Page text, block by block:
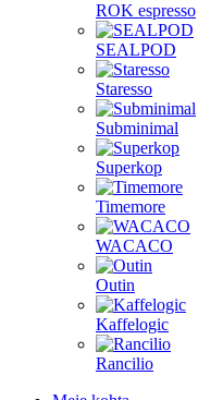
ROK espresso
SEALPOD
Staresso
Subminimal
Superkop
Timemore
WACACO
Outin
Kaffelogic
Rancilio